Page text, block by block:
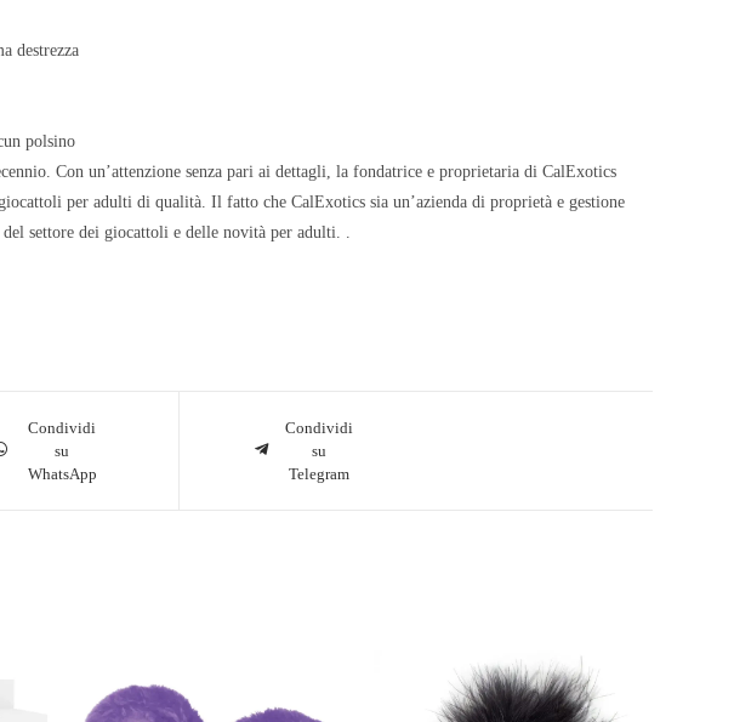
destrezza
polsino
Con un’attenzione senza pari ai dettagli, la fondatrice e proprietaria di CalExotics
per adulti di qualità. Il fatto che CalExotics sia un’azienda di proprietà e gestione
settore dei giocattoli e delle novità per adulti. .
Condividi
su
WhatsApp
Condividi
su
Telegram